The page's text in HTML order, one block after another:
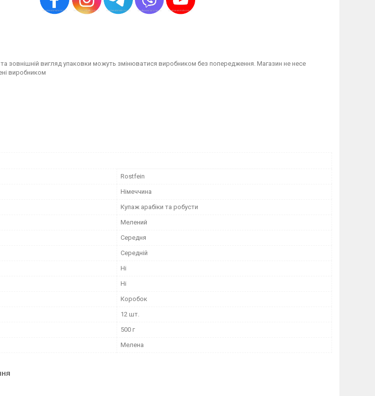
зовнішній вигляд упаковки можуть змінюватися виробником без попередження. Магазин не несе
виробником
Rostfein
Німеччина
Купаж арабіки та робусти
Мелений
Середня
Середній
Ні
Ні
Коробок
12 шт.
500 г
Мелена